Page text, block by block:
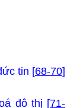
tin [68-70]
đô thị [71-